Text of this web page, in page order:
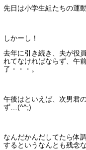
先日は小学生組たちの運
しかーし！
去年に引き続き、夫が役
れてなければならず、午
了・・・。
午後はといえば、次男君
ず…(^^;)
なんだかんだしてたら体
するというなんとも残念